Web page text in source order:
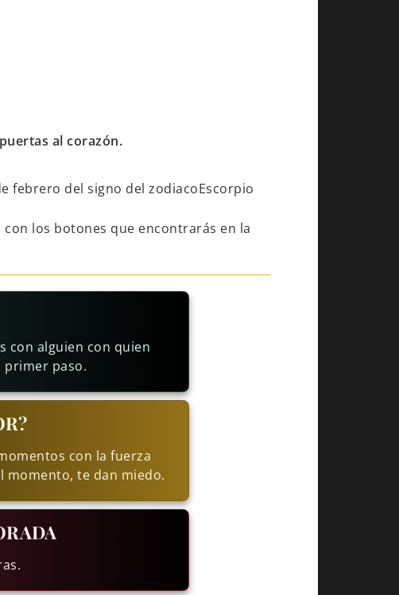
al corazón.
febrero del signo del zodiacoEscorpio
los botones que encontrarás en la
con alguien con quien
primer paso.
con la fuerza
momento, te dan miedo.